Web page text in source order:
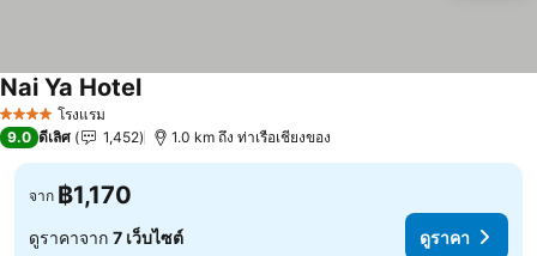
4 ดาว โรงแรม
Nai Ya Hotel
9.0 ดีเลิศ 1,452 1.0 km ถึง ท่าเรือเชียงของ
จาก ฿1,170
ดูราคาจาก 7 เว็บไซต์ ดูราคา